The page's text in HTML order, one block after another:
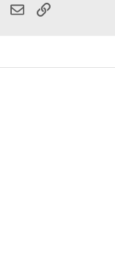
WhatsApp
EmailLink